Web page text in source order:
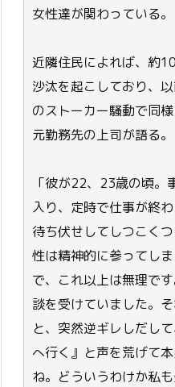
女性達が関わっている。
近隣住民によれば、約
沙汰を起こしており、
のストーカー騒動で同
元勤務先の上司が語る。
「彼が22、23歳の頃。
入り、定時で仕事が終
待ち伏せしてしつこく
性は精神的に参ってし
で、これ以上は無理で
談を受けていました。
と、突然逆ギレしだし
へ行く』と声を荒げて
ね。どういうわけか私